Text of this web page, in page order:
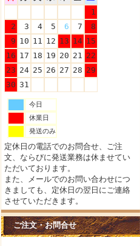
1
2
3 4 5 6 7
8
9 10 11 12 13 14 15
16 17 18 19 20 21 22
23 24 25 26 27 28 29
30 31
今日
休業日
発送のみ
定休日の電話でのお問合せ、ご注
文、ならびに発送業務は休ませてい
ただいております。
また、メールでのお問い合わせにつ
きましても、定休日の翌日にご連絡
させていただきます。
ご注文・お問合せ